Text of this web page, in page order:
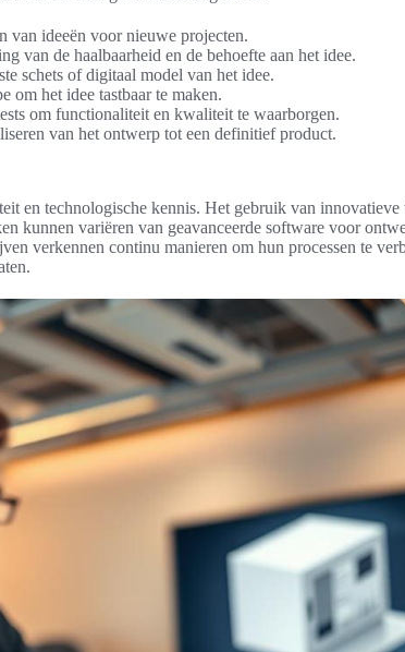
van ideeën voor nieuwe projecten.
van de haalbaarheid en de behoefte aan het idee.
schets of digitaal model van het idee.
om het idee tastbaar te maken.
om functionaliteit en kwaliteit te waarborgen.
van het ontwerp tot een definitief product.
en technologische kennis. Het gebruik van innovatieve
kunnen variëren van geavanceerde software voor
verkennen continu manieren om hun processen te